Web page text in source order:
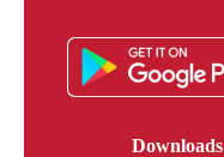
Downloads